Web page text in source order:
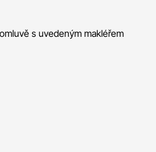
s uvedeným makléřem